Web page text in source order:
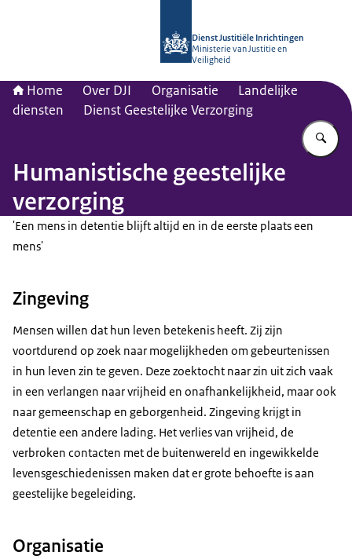
Dienst Justitiële Inrichtingen
Ministerie van Justitie en
Veiligheid
Home Over DJI Organisatie
Landelijke
diensten
Dienst Geestelijke Verzorging
Humanistische geestelijke
verzorging
'Een mens in detentie blijft altijd en in de eerste plaats een
mens'
Zingeving
Mensen willen dat hun leven betekenis heeft. Zij zijn
voortdurend op zoek naar mogelijkheden om gebeurtenissen
in hun leven zin te geven. Deze zoektocht naar zin uit zich vaak
in een verlangen naar vrijheid en onafhankelijkheid, maar ook
naar gemeenschap en geborgenheid. Zingeving krijgt in
detentie een andere lading. Het verlies van vrijheid, de
verbroken contacten met de buitenwereld en ingewikkelde
levensgeschiedenissen maken dat er grote behoefte is aan
geestelijke begeleiding.
Organisatie